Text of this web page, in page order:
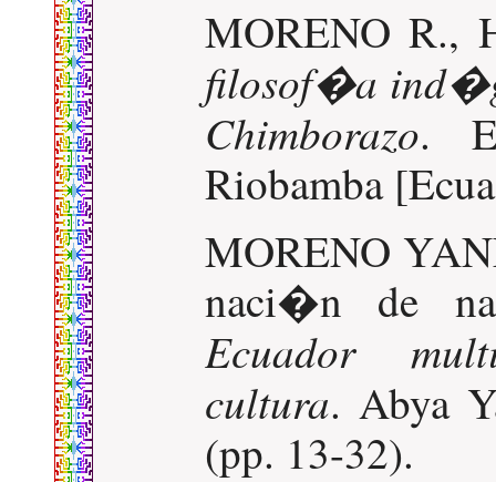
MORENO R.,
filosof�a
Chimborazo.
Riobamba
MORENO
naci�n de
Ecuador
cultura. Abya
(pp. 13-32).